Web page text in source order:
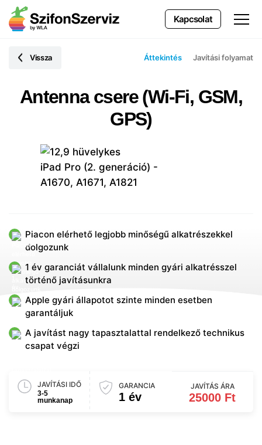
Kapcsolat
Vissza Áttekintés Javítási folyamat
Antenna csere (Wi-Fi, GSM,
GPS)
Piacon elérhető legjobb minőségű alkatrészekkel
dolgozunk
1 év garanciát vállalunk minden gyári alkatrésszel
történő javításunkra
Apple gyári állapotot szinte minden esetben
garantáljuk
A javítást nagy tapasztalattal rendelkező technikus
csapat végzi
JAVÍTÁSI IDŐ
3-5
munkanap
GARANCIA
1 év
JAVÍTÁS ÁRA
25000 Ft